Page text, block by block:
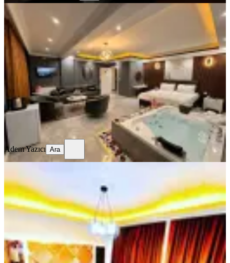
ÖNE ÇIKAN
Yenimahalle Merkezde Jakuzili
Klimalı Ultra Lüx Daire
Ankara, Yenimahalle
1+1 ·110 m²·4. Kat ·05.08.2026
999 ₺
Adem Yazıcı
Adem Yazıcı Ara
Yenimahalle Metro Yanı Günlük
Haftalık Kiralık Jakuzili Daireler
Ankara, Yenimahalle
1+1·105 m²·1. Kat·04.08.2026
750 ₺